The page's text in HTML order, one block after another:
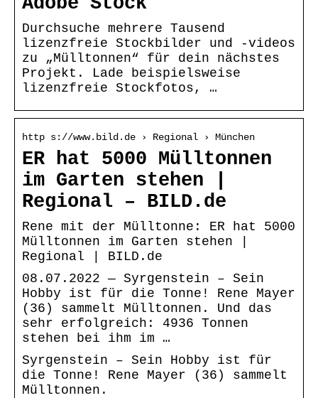
Durchsuche mehrere Tausend
lizenzfreie Stockbilder und -videos
zu „Mülltonnen“ für dein nächstes
Projekt. Lade beispielsweise
lizenzfreie Stockfotos, …
http s://www.bild.de › Regional › München
ER hat 5000 Mülltonnen
im Garten stehen |
Regional – BILD.de
Rene mit der Mülltonne: ER hat 5000
Mülltonnen im Garten stehen |
Regional | BILD.de
08.07.2022 — Syrgenstein – Sein
Hobby ist für die Tonne! Rene Mayer
(36) sammelt Mülltonnen. Und das
sehr erfolgreich: 4936 Tonnen
stehen bei ihm im …
Syrgenstein – Sein Hobby ist für
die Tonne! Rene Mayer (36) sammelt
Mülltonnen.